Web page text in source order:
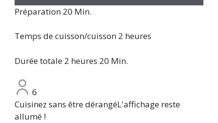
Préparation 20 minutes
Min.
Temps de cuisson/cuisson 2 Heures
heures
Durée totale 2 Heures
heures 20 minutes
Min.
6
Cuisinez sans être dérangéL'affichage reste
allumé !